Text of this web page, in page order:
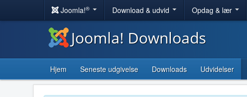
Joomla!® Download & udvid Opdag & lær
Joomla! Downloads
Hjem Seneste udgivelse Downloads Udvidelser